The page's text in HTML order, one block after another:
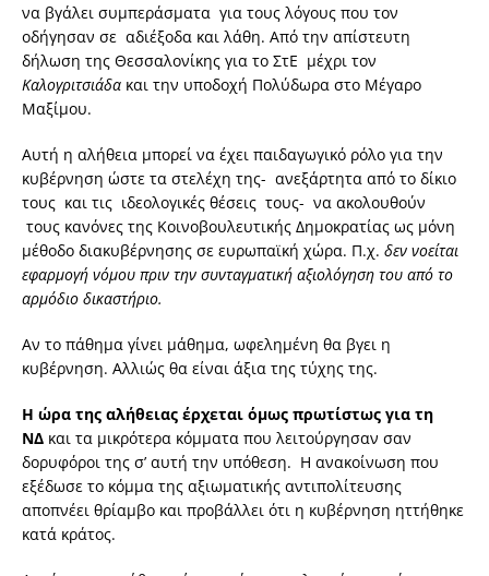
να βγάλει συμπεράσματα για τους λόγους που τον
οδήγησαν σε αδιέξοδα και λάθη. Από την απίστευτη
δήλωση της Θεσσαλονίκης για το ΣτΕ μέχρι τον
Καλογριτσιάδα και την υποδοχή Πολύδωρα στο Μέγαρο
Μαξίμου.
Αυτή η αλήθεια μπορεί να έχει παιδαγωγικό ρόλο για την
κυβέρνηση ώστε τα στελέχη της- ανεξάρτητα από το δίκιο
τους και τις ιδεολογικές θέσεις τους- να ακολουθούν
τους κανόνες της Κοινοβουλευτικής Δημοκρατίας ως μόνη
μέθοδο διακυβέρνησης σε ευρωπαϊκή χώρα. Π.χ. δεν νοείται
εφαρμογή νόμου πριν την συνταγματική αξιολόγηση του από το
αρμόδιο δικαστήριο.
Αν το πάθημα γίνει μάθημα, ωφελημένη θα βγει η
κυβέρνηση. Αλλιώς θα είναι άξια της τύχης της.
Η ώρα της αλήθειας έρχεται όμως πρωτίστως για τη
ΝΔ και τα μικρότερα κόμματα που λειτούργησαν σαν
δορυφόροι της σ’ αυτή την υπόθεση. Η ανακοίνωση που
εξέδωσε το κόμμα της αξιωματικής αντιπολίτευσης
αποπνέει θρίαμβο και προβάλλει ότι η κυβέρνηση ηττήθηκε
κατά κράτος.